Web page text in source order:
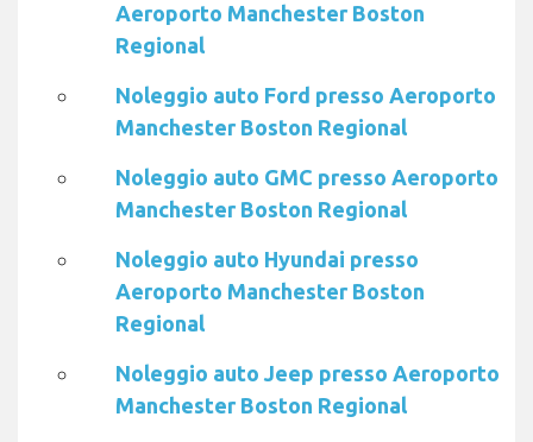
Aeroporto Manchester Boston
Regional
Noleggio auto Ford presso Aeroporto
Manchester Boston Regional
Noleggio auto GMC presso Aeroporto
Manchester Boston Regional
Noleggio auto Hyundai presso
Aeroporto Manchester Boston
Regional
Noleggio auto Jeep presso Aeroporto
Manchester Boston Regional